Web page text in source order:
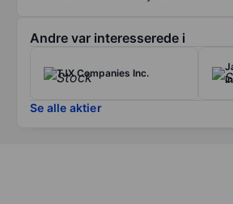
Andre var interesserede i
TJX Companies Inc.
Se alle aktier